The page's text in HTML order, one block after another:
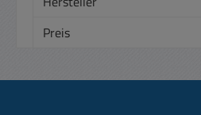
Preis